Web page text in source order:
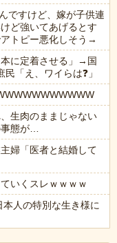
ですけど、嫁が子供連
ど強いてあげるとす
トピー悪化しそう→
に定着させる」→国
「え、ワイらは❓」
生肉のままじゃない
態が…
婦「医者と結婚して
いくスレｗｗｗｗ
人の特別な生き様に